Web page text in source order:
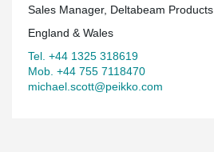
Sales Manager, Deltabeam Products
England & Wales
Tel. +44 1325 318619
Mob. +44 755 7118470
michael.scott@peikko.com